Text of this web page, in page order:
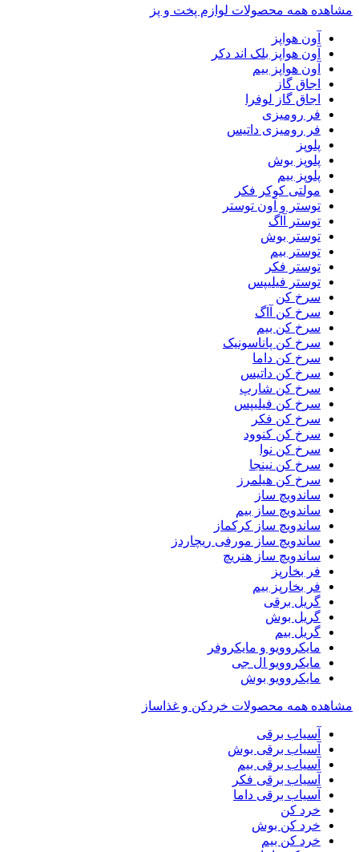
مشاهده همه محصولات لوازم پخت و پز
آون هواپز
آون هواپز بلک اند دکر
آون هواپز بیم
اجاق گاز
اجاق گاز لوفرا
فر رومیزی
فر رومیزی داتیس
پلوپز
پلوپز بوش
پلوپز بیم
مولتی کوکر فکر
توستر و آون توستر
توستر آاگ
توستر بوش
توستر بیم
توستر فکر
توستر فیلیپس
سرخ کن
سرخ کن آاگ
سرخ کن بیم
سرخ کن پاناسونیک
سرخ کن داما
سرخ کن داتیس
سرخ کن شارپ
سرخ کن فیلیپس
سرخ کن فکر
سرخ کن کنوود
سرخ کن نوا
سرخ کن نینجا
سرخ کن هیلمرز
ساندویچ ساز
ساندویچ ساز بیم
ساندویچ ساز کرکماز
ساندویچ ساز مورفی ریچاردز
ساندویچ ساز هنریچ
فر بخارپز
فر بخارپز بیم
گریل برقی
گریل بوش
گریل بیم
مایکروویو و مایکروفر
مایکروویو ال جی
مایکروویو بوش
مشاهده همه محصولات خردکن و غذاساز
آسیاب برقی
آسیاب برقی بوش
آسیاب برقی بیم
آسیاب برقی فکر
آسیاب برقی داما
خرد کن
خرد کن بوش
خرد کن بیم